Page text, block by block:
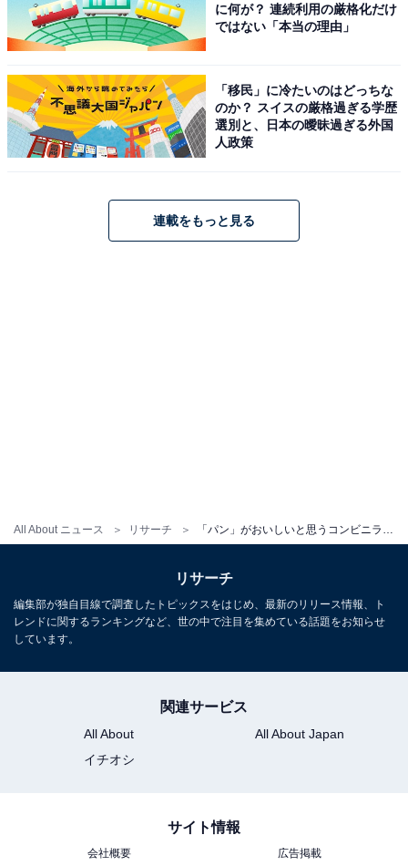
All About ニュース リサーチ 「パン」がおいしいと思うコンビニランキング！ 「ファミリーマート」を抑えたTOP2は？
に何が？ 連続利用の厳格化だけ
ではない「本当の理由」
「移民」に冷たいのはどっちな
のか？ スイスの厳格過ぎる学歴
選別と、日本の曖昧過ぎる外国
人政策
連載をもっと見る
リサーチ
編集部が独自目線で調査したトピックスをはじめ、最新のリリース情報、ト
レンドに関するランキングなど、世の中で注目を集めている話題をお知らせ
しています。
関連サービス
All About
All About Japan
イチオシ
サイト情報
会社概要 広告掲載